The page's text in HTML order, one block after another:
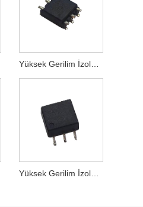
Yüksek Gerilim İzolasyon Trafosu
Yüksek Gerilim İzolasyon Trafosu